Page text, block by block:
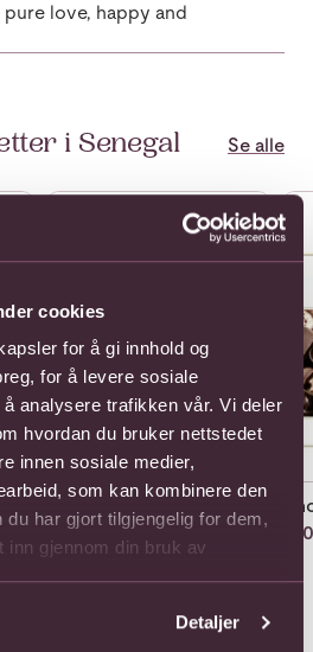
cookies
for å gi innhold og
for å levere sosiale
analysere trafikken vår. Vi deler
hvordan du bruker nettstedet
innen sosiale medier,
som kan kombinere den
du har gjort tilgjengelig for dem,
inn gjennom din bruk av
Detaljer
love, happy and
i Senegal Se alle
of Plants in a Bowl
in
Se mer om Bouquet of Mixed
Bouquet of Mixed Cut
Flowers
Fra 880,-
Se